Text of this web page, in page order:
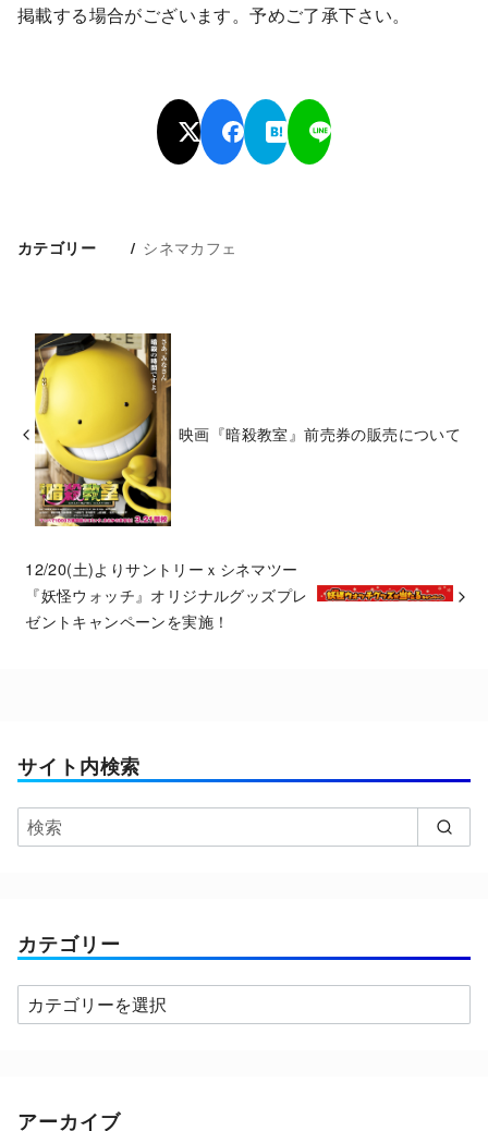
掲載する場合がございます。予めご了承下さい。
カテゴリー シネマカフェ
映画『暗殺教室』前売券の販売について
12/20(土)よりサントリーｘシネマツー
『妖怪ウォッチ』オリジナルグッズプレ
ゼントキャンペーンを実施！
サイト内検索
カテゴリー
カ
テ
ー
アーカイブ